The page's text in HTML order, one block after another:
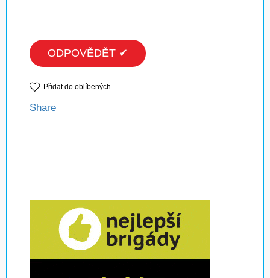
ODPOVĚDĚT ✔
Přidat do oblíbených
Share